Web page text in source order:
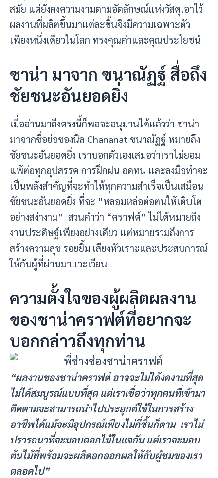
สมัย แต่ยังคงความงามตามอัตลักษณ์แห่งวัสดุเอาไว้
ผลงานที่ผลิตขึ้นมาแต่ละชิ้นจึงมีความเฉพาะตัว
เพียงหนึ่งเดียวในโลก ทรงคุณค่าและคุณประโยชน์
ชาน่า มาจาก ชนาณัฏฐ์ สื่อถึง
ชัยชนะอันยอดยิ่ง
เมื่ออ่านมาถึงตรงนี้ก็พอจะอนุมานได้แล้วว่า ชาน่า
มาจากชื่อย่อของนิล Chananat ชนาณัฏฐ์ หมายถึง
ชัยชนะอันยอดยิ่ง เราบอกตัวเองเสมอว่าเราไม่ยอม
แพ้ต่อทุกอุปสรรค การฝึกฝน อดทน และลงมือทำจะ
เป็นพลังสำคัญที่จะทำให้ทุกความสำเร็จเป็นเสมือน
ชัยชนะอันยอดยิ่ง ที่จะ “หลอมหล่อต่อตนให้เติบโต
อย่างสง่างาม” ส่วนคำว่า “คราฟต์” ไม่ได้หมายถึง
งานประดิษฐ์เพียงอย่างเดียว แต่หมายรวมถึงการ
สร้างความสุข รอยยิ้ม เสียงหัวเราะและประสบการณ์
ให้กับผู้ที่ผ่านมาแวะเวียน
ความตั้งใจของผู้ผลิตผลงาน
ของชาน่าคราฟต์ที่อยากจะ
บอกกล่าวถึงทุกท่าน
“ผลงานของชาน่าคราฟต์ อาจจะไม่ได้งดงามที่สุด
ไม่ได้สมบูรณ์แบบที่สุด แต่เราเชื่อว่าทุกคนที่เข้ามา
ติดตามจะสามารถนำไปประยุกต์ใช้ในการสร้าง
อาชีพได้แม้จะมีอุปกรณ์เพียงไม่กี่ชิ้นก็ตาม เราไม่
ปรารถนาที่จะมอบดอกไม้ในแจกัน แต่เราจะมอบ
ต้นไม้ที่พร้อมจะผลิดอกออกผลให้กับผู้ชมของเรา
ตลอดไป”